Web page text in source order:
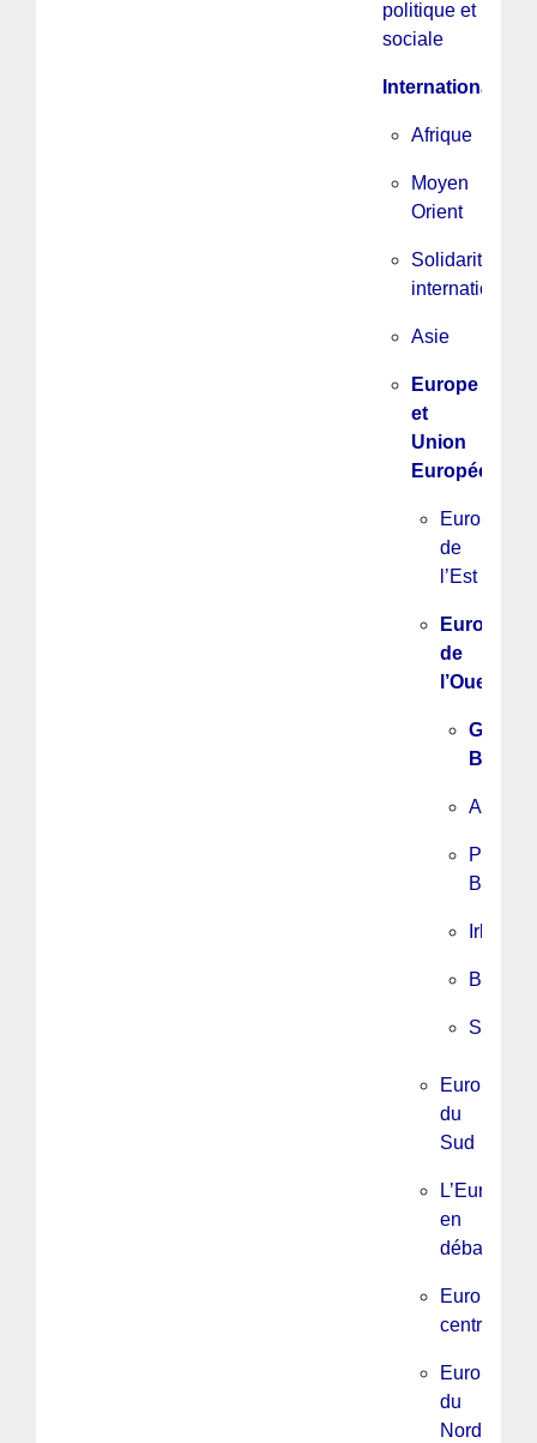
politique et
sociale
International
Afrique
Moyen
Orient
Solidarité
internationale
Asie
Europe
et
Union
Européenne
Europe
de
l’Est
Europe
de
l’Ouest
Grande
Pays
Bas
Irlande
Suisse
Europe
du
Sud
L’Europe
en
débats
Europe
centrale
Europe
du
Nord